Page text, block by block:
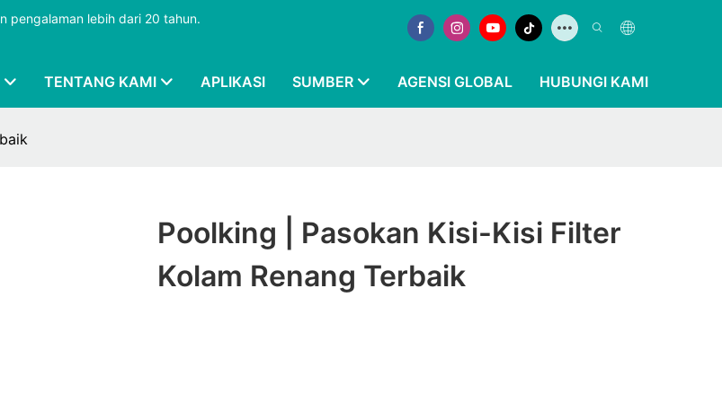
pengalaman lebih dari 20 tahun.
TENTANG KAMI APLIKASI SUMBER AGENSI GLOBAL HUBUNGI KAMI
Poolking | Pasokan Kisi-Kisi Filter
Kolam Renang Terbaik